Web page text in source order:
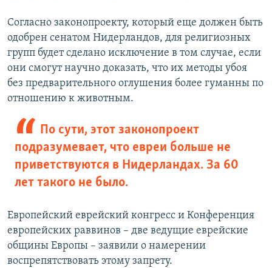
Согласно законопроекту, который еще должен быть
одобрен сенатом Нидерландов, для религиозных
групп будет сделано исключение в том случае, если
они смогут научно доказать, что их методы убоя
без предварительного оглушения более гуманны по
отношению к животным.
По сути, этот законопроект
подразумевает, что евреи больше не
приветствуются в Нидерландах. За 60
лет такого не было.
Европейский еврейский конгресс и Конференция
европейских раввинов – две ведущие еврейские
общины Европы – заявили о намерении
воспрепятствовать этому запрету.